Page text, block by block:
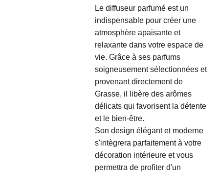
Le diffuseur parfumé est un
indispensable pour créer une
atmosphère apaisante et
relaxante dans votre espace de
vie. Grâce à ses parfums
soigneusement sélectionnées et
provenant directement de
Grasse, il libère des arômes
délicats qui favorisent la détente
et le bien-être.
Son design élégant et moderne
s'intègrera parfaitement à votre
décoration intérieure et vous
permettra de profiter d'un